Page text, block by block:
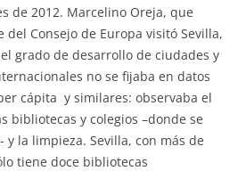
de 2012. Marcelino Oreja, que
Consejo de Europa visitó Sevilla,
grado de desarrollo de ciudades y
no se fijaba en datos
cápita y similares: observaba el
bibliotecas y colegios –donde se
la limpieza. Sevilla, con más de
tiene doce bibliotecas